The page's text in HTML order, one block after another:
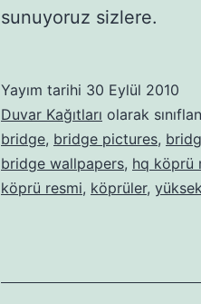
sunuyoruz sizlere.
Yayım tarihi 30 Eylül 2010
Duvar Kağıtları olarak
bridge, bridge pictures,
bridge wallpapers, hq köprü
köprü resmi, köprüler,